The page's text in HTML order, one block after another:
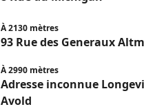
À2130 mètres
93 Rue des Generaux
À2990 mètres
Adresse inconnue
Avold